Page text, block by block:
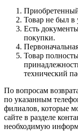
Товар не был в
Есть
покупки.
Товар
технический
По вопросам
по указанным
филиалов, которые
сайте в разделе
необходимую